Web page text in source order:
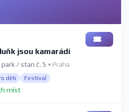
jsou kamarádi
/ stan č. 5 • Praha
děti Festival
míst